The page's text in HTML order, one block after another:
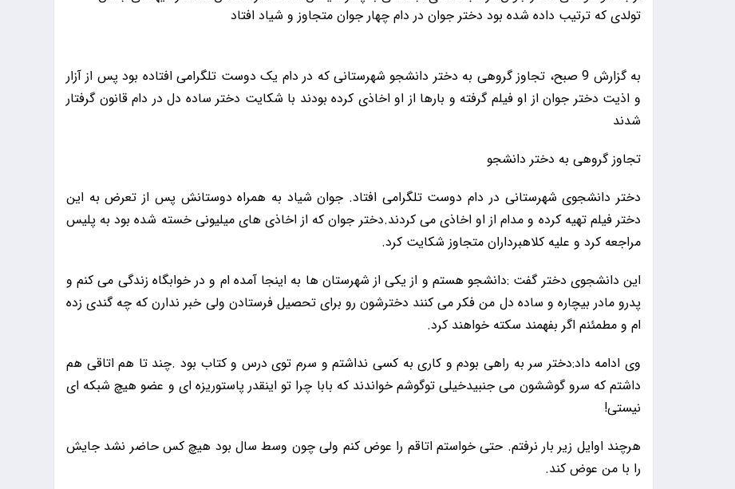
تولدی که ترتیب داده شده بود دختر جوان در دام چهار جوان متجاوز و شیاد افتاد
به گزارش 9 صبح، تجاوز گروهی به دختر دانشجو شهرستانی که در دام یک دوست تلگرامی افتاده بود پس از آزار
و اذیت دختر جوان از او فیلم گرفته و بارها از او اخاذی کرده بودند با شکایت دختر ساده دل در دام قانون گرفتار
شدند
تجاوز گروهی به دختر دانشجو
دختر دانشجوی شهرستانی در دام دوست تلگرامی افتاد. جوان شیاد به همراه دوستانش پس از تعرض به این
دختر فیلم تهیه کرده و مدام از او اخاذی می کردند.دختر جوان که از اخاذی های میلیونی خسته شده بود به پلیس
مراجعه کرد و علیه کلاهبرداران متجاوز شکایت کرد.
این دانشجوی دختر گفت :دانشجو هستم و از یکی از شهرستان ها به اینجا آمده ام و در خوابگاه زندگی می کنم و
پدرو مادر بیچاره و ساده دل من فکر می کنند دخترشون رو برای تحصیل فرستادن ولی خبر ندارن که چه گندی زده
ام و مطمئنم اگر بفهمند سکته خواهند کرد.
وی ادامه داد:دختر سر به راهی بودم و کاری به کسی نداشتم و سرم توی درس و کتاب بود .چند تا هم اتاقی هم
داشتم که سرو گوششون می جنبیدخیلی توگوشم خواندند که بابا چرا تو اینقدر پاستوریزه ای و عضو هیچ شبکه ای
نیستی!
هرچند اوایل زیر بار نرفتم. حتی خواستم اتاقم را عوض کنم ولی چون وسط سال بود هیچ کس حاضر نشد جایش
را با من عوض کند.